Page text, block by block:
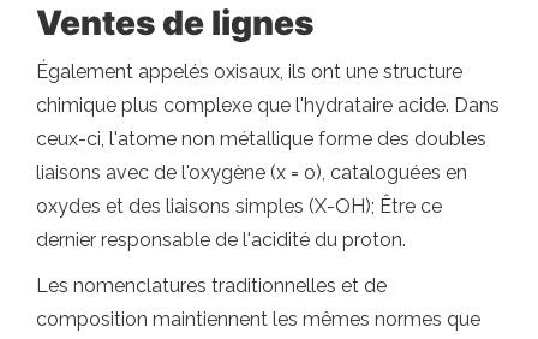
Ventes de lignes
Également appelés oxisaux, ils ont une structure
chimique plus complexe que l'hydrataire acide. Dans
ceux-ci, l'atome non métallique forme des doubles
liaisons avec de l'oxygène (x = o), cataloguées en
oxydes et des liaisons simples (X-OH); Être ce
dernier responsable de l'acidité du proton.
Les nomenclatures traditionnelles et de
composition maintiennent les mêmes normes que